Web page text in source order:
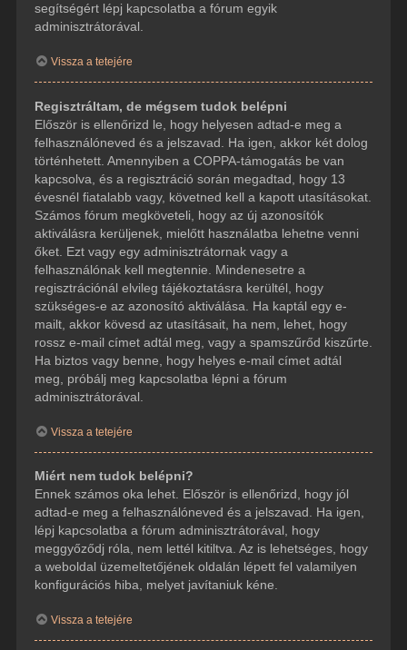
segítségért lépj kapcsolatba a fórum egyik
adminisztrátorával.
Vissza a tetejére
Regisztráltam, de mégsem tudok belépni
Először is ellenőrizd le, hogy helyesen adtad-e meg a
felhasználóneved és a jelszavad. Ha igen, akkor két dolog
történhetett. Amennyiben a COPPA-támogatás be van
kapcsolva, és a regisztráció során megadtad, hogy 13
évesnél fiatalabb vagy, követned kell a kapott utasításokat.
Számos fórum megköveteli, hogy az új azonosítók
aktiválásra kerüljenek, mielőtt használatba lehetne venni
őket. Ezt vagy egy adminisztrátornak vagy a
felhasználónak kell megtennie. Mindenesetre a
regisztrációnál elvileg tájékoztatásra kerültél, hogy
szükséges-e az azonosító aktiválása. Ha kaptál egy e-
mailt, akkor kövesd az utasításait, ha nem, lehet, hogy
rossz e-mail címet adtál meg, vagy a spamszűrőd kiszűrte.
Ha biztos vagy benne, hogy helyes e-mail címet adtál
meg, próbálj meg kapcsolatba lépni a fórum
adminisztrátorával.
Vissza a tetejére
Miért nem tudok belépni?
Ennek számos oka lehet. Először is ellenőrizd, hogy jól
adtad-e meg a felhasználóneved és a jelszavad. Ha igen,
lépj kapcsolatba a fórum adminisztrátorával, hogy
meggyőződj róla, nem lettél kitiltva. Az is lehetséges, hogy
a weboldal üzemeltetőjének oldalán lépett fel valamilyen
konfigurációs hiba, melyet javítaniuk kéne.
Vissza a tetejére